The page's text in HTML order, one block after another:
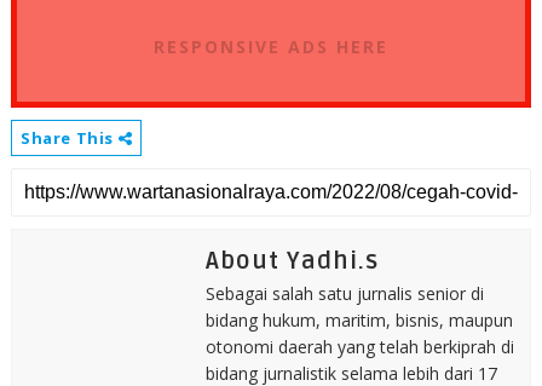
RESPONSIVE ADS HERE
Share This
About Yadhi.s
Sebagai salah satu jurnalis senior di
bidang hukum, maritim, bisnis, maupun
otonomi daerah yang telah berkiprah di
bidang jurnalistik selama lebih dari 17